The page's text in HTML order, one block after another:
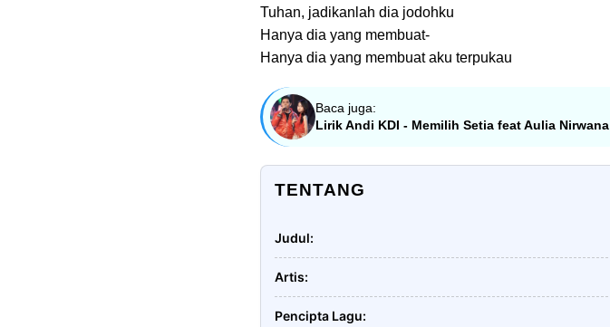
Tuhan, jadikanlah dia jodohku
Hanya dia yang membuat-
Hanya dia yang membuat aku terpukau
Baca juga:
Lirik Andi KDI - Memilih Setia feat Aulia Nirwana
TENTANG
Judul
Artis
Pencipta Lagu